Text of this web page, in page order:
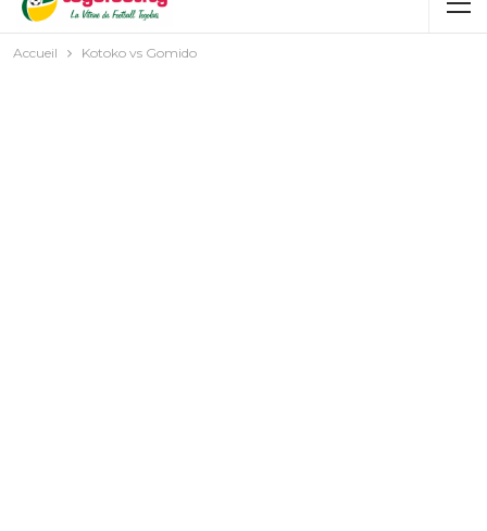
Accueil Kotoko vs Gomido